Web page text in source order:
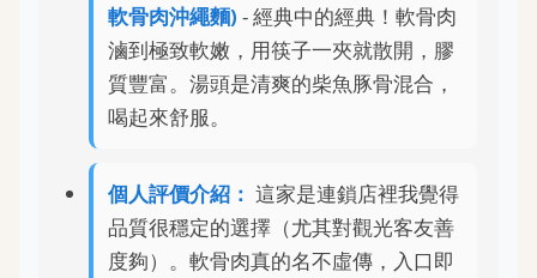
軟骨肉沖繩麵) - 經典中的經典！軟骨肉
滷到極致軟嫩，用筷子一夾就散開，膠
質豐富。湯頭是清爽的柴魚豚骨混合，
喝起來舒服。
個人評價介紹： 這家是連鎖店裡我覺得
品質很穩定的選擇（尤其對觀光客友善
度夠）。軟骨肉真的名不虛傳，入口即